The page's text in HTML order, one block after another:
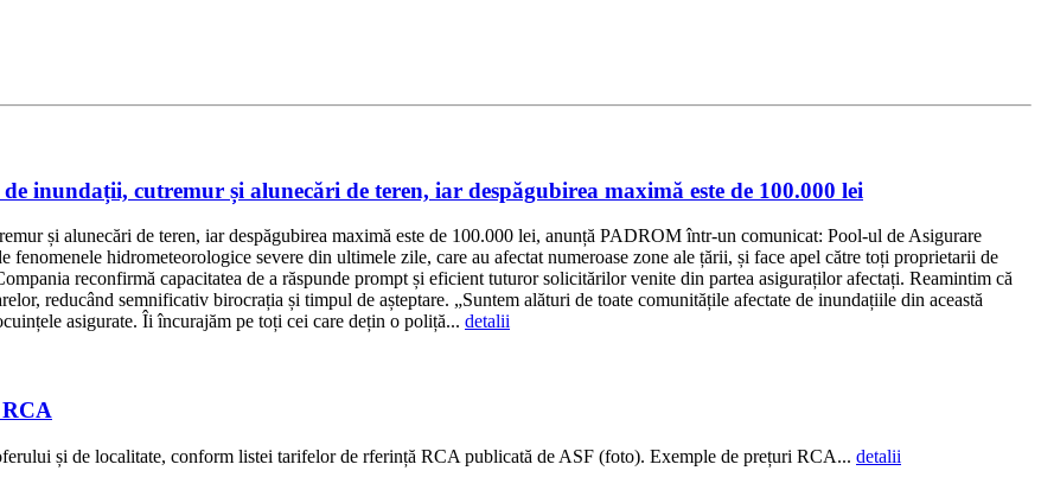
inundații, cutremur și alunecări de teren, iar despăgubirea maximă este de 100.000 lei
și alunecări de teren, iar despăgubirea maximă este de 100.000 lei, anunță PADROM într-un comunicat: Pool-ul de Asigurare
hidrometeorologice severe din ultimele zile, care au afectat numeroase zone ale țării, și face apel către toți proprietarii de
reconfirmă capacitatea de a răspunde prompt și eficient tuturor solicitărilor venite din partea asiguraților afectați. Reamintim că
reducând semnificativ birocrația și timpul de așteptare. „Suntem alături de toate comunitățile afectate de inundațiile din această
asigurate. Îi încurajăm pe toți cei care dețin o poliță... detalii
și de localitate, conform listei tarifelor de rferință RCA publicată de ASF (foto). Exemple de prețuri RCA... detalii